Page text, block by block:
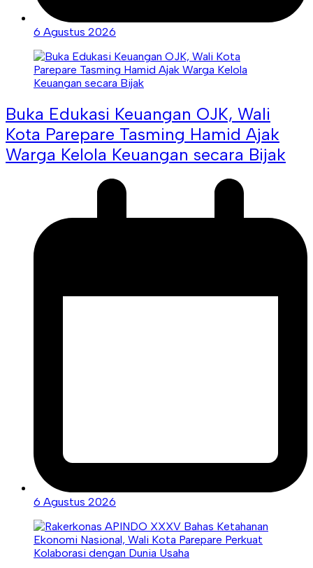
6 Agustus 2026
Buka Edukasi Keuangan OJK, Wali
Kota Parepare Tasming Hamid Ajak
Warga Kelola Keuangan secara Bijak
6 Agustus 2026